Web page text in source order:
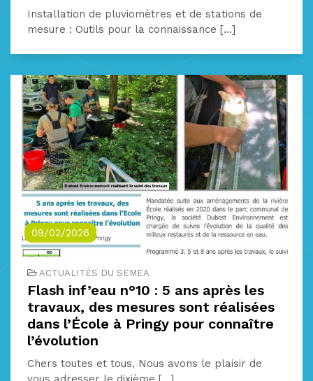
Installation de pluviomètres et de stations de
mesure : Outils pour la connaissance [...]
09/02/2026
ACTUALITÉS DU SEMEA
Flash inf’eau n°10 : 5 ans après les
travaux, des mesures sont réalisées
dans l’École à Pringy pour connaître
l’évolution
Chers toutes et tous, Nous avons le plaisir de